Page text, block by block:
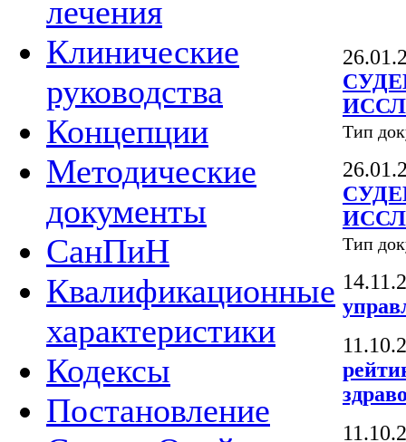
лечения
Клинические
руководства
Концепции
Методические
документы
СанПиН
Квалификационные
характеристики
Кодексы
Постановление
Тип
Тип